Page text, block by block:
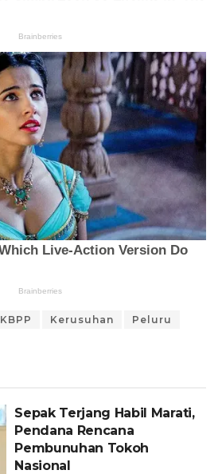
KBPP Kerusuhan Peluru
Sepak Terjang Habil Marati,
Pendana Rencana
Pembunuhan Tokoh
Nasional